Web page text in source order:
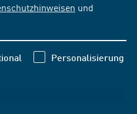
und
Personalisierung